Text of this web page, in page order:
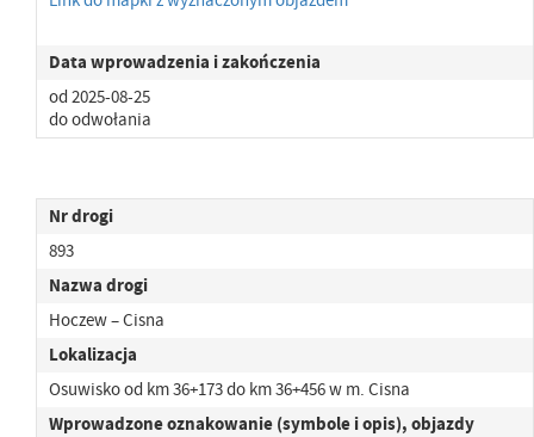
Data wprowadzenia i zakończenia
od 2025-08-25
do odwołania
Nr drogi
893
Nazwa drogi
Hoczew – Cisna
Lokalizacja
Osuwisko od km 36+173 do km 36+456 w m. Cisna
Wprowadzone oznakowanie (symbole i opis), objazdy